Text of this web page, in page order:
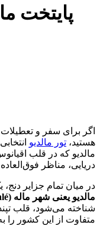
پایتخت
اگر برای سفر و
هستید، تور مالدیو
مالدیو که در قلب
دریایی، مناظر
در میان تمام جزایر
مالدیو یعنی شهر ماله (Malé)
شناخته می‌شود، قلب
متفاوت از این کشور را